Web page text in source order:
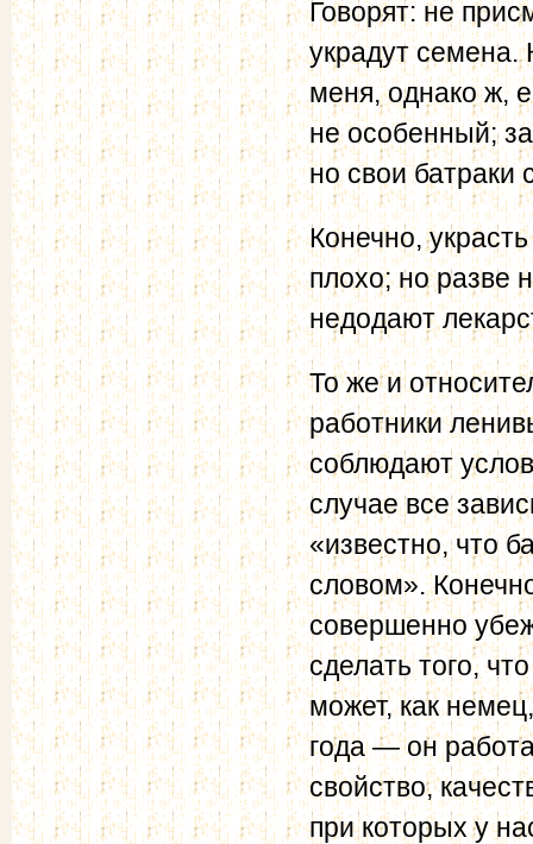
Говорят: не
украдут семена.
меня, однако ж,
не особенный;
но свои батраки
Конечно,
плохо; но разве
недодают
То же и
работники
соблюдают
случае все
«известно, что
словом».
совершенно
сделать того,
может, как
года — он
свойство,
при которых у